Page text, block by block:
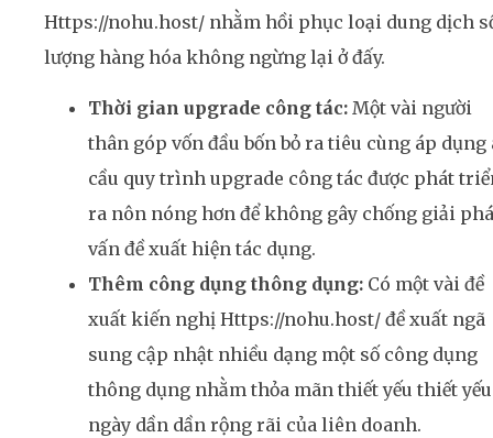
Https://nohu.host/ nhằm hồi phục loại dung dịch
lượng hàng hóa không ngừng lại ở đấy.
Thời gian upgrade công tác: Một vài người
thân góp vốn đầu bốn bỏ ra tiêu cùng áp dụng
cầu quy trình upgrade công tác được phát
ra nôn nóng hơn để không gây chống giải
vấn đề xuất hiện tác dụng.
Thêm công dụng thông dụng: Có một vài đề
xuất kiến nghị Https://nohu.host/ đề xuất ngã
sung cập nhật nhiều dạng một số công dụng
thông dụng nhằm thỏa mãn thiết yếu thiết yếu
ngày dần dần rộng rãi của liên doanh.